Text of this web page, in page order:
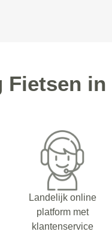
Fietsen
Landelijk online
platform met
klantenservice